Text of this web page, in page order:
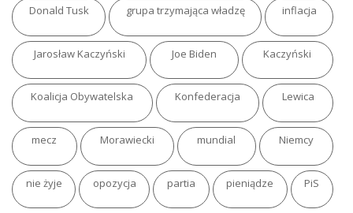
Donald Tusk grupa trzymająca władzę inflacja
Jarosław Kaczyński Joe Biden Kaczyński
Koalicja Obywatelska Konfederacja Lewica
mecz Morawiecki mundial Niemcy
nie żyje opozycja partia pieniądze PiS